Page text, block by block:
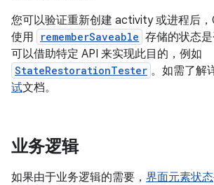
您可以验证重新创建 activity 或进程后
使用
rememberSaveable 存储的状态
可以借助特定 API 来实现此目的，例如
StateRestorationTester 。如需了解
试文档。
业务逻辑
如果由于业务逻辑的需要， 界面元素状态